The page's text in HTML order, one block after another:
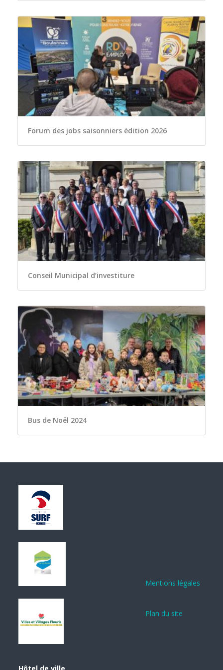
Forum des jobs saisonniers édition 2026
Conseil Municipal d’investiture
Bus de Noël 2024
Mentions légales
Plan du site